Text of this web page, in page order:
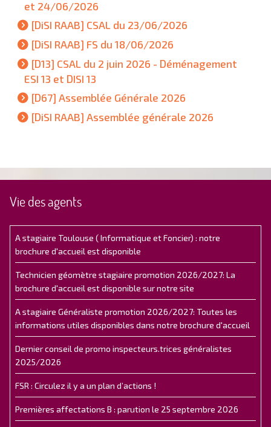
et 24/06/2026
[DiSI RAAB] CSAL du 23/06/2026
[DiSI RAAB] FS du 18/06/2026
[D13] CSAL du 2 juin 2026 - Déménagement
ESI 13 et DISI 13
[D67] Assemblée Générale 2026
[DiSI RAAB] Assemblée générale 2026
Vie des agents
A stagiaire Toulouse ( Informatique et Foncier) : notre
brochure d'accueil est disponible
Technicien géomètre stagiaire promotion 2026/2027: La
brochure d'accueil est disponible sur notre site
A stagiaire Généraliste promotion 2026/2027: Toutes les
informations utiles disponibles dans notre brochure d'accueil
Dernier conseil de promo inspecteurs.trices généralistes
2025/2026
FSR : Circulez il y a un plan d’actions !
Premières affectations B : parution le 25 septembre 2026